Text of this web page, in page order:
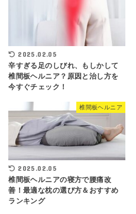
2025.02.05
辛すぎる足のしびれ、もしかして
椎間板ヘルニア？原因と治し方を
今すぐチェック！
椎間板ヘルニア
2025.02.05
椎間板ヘルニアの寝方で腰痛改
善！最適な枕の選び方＆おすすめ
ランキング